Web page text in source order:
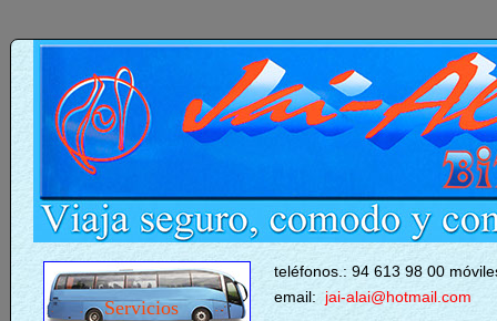
teléfonos.: 94 613 98 00
email:
jai-alai@hotmail.com
Servicios